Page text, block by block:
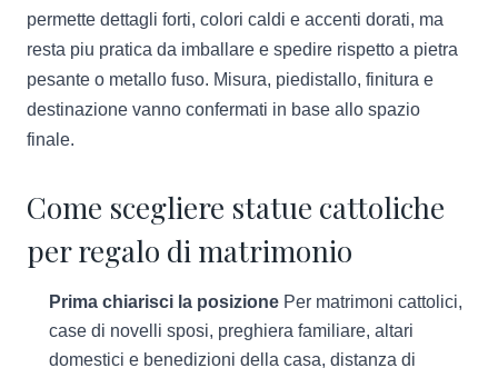
permette dettagli forti, colori caldi e accenti dorati, ma
resta piu pratica da imballare e spedire rispetto a pietra
pesante o metallo fuso. Misura, piedistallo, finitura e
destinazione vanno confermati in base allo spazio
finale.
Come scegliere statue cattoliche
per regalo di matrimonio
Prima chiarisci la posizione Per matrimoni cattolici,
case di novelli sposi, preghiera familiare, altari
domestici e benedizioni della casa, distanza di